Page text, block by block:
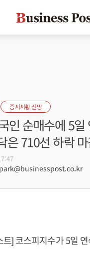
증시시황·전망
인 순매수에 5일
은 710선 하락
트] 코스피지수가 5일